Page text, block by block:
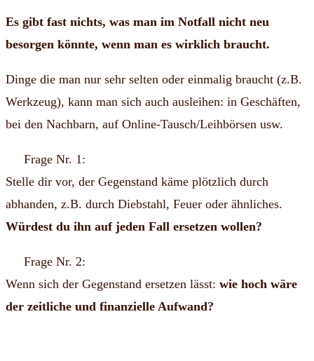
Es gibt fast nichts, was man im Notfall nicht neu
besorgen könnte, wenn man es wirklich braucht.
Dinge die man nur sehr selten oder einmalig braucht (z.B.
Werkzeug), kann man sich auch ausleihen: in Geschäften,
bei den Nachbarn, auf Online-Tausch/Leihbörsen usw.
Frage Nr. 1:
Stelle dir vor, der Gegenstand käme plötzlich durch
abhanden, z.B. durch Diebstahl, Feuer oder ähnliches.
Würdest du ihn auf jeden Fall ersetzen wollen?
Frage Nr. 2:
Wenn sich der Gegenstand ersetzen lässt: wie hoch wäre
der zeitliche und finanzielle Aufwand?